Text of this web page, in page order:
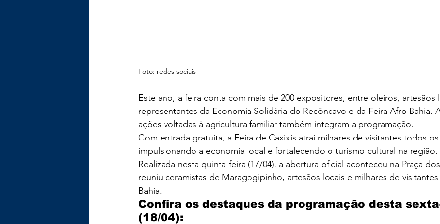
Foto: redes sociais
Este ano, a feira conta com mais de 200 expositores, entre oleiros, artesãos
representantes da Economia Solidária do Recôncavo e da Feira Afro Bahia.
ações voltadas à agricultura familiar também integram a programação.
Com entrada gratuita, a Feira de Caxixis atrai milhares de visitantes todos
impulsionando a economia local e fortalecendo o turismo cultural na região.
Realizada nesta quinta-feira (17/04), a abertura oficial aconteceu na Praça
reuniu ceramistas de Maragogipinho, artesãos locais e milhares de
Bahia.
Confira os destaques da programação desta
(18/04):